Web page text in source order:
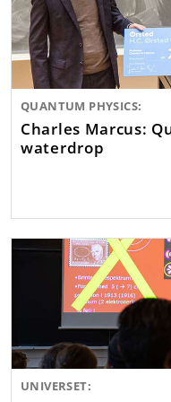
QUANTUM PHYSICS:
Charles Marcus:
waterdrop
UNIVERSET: